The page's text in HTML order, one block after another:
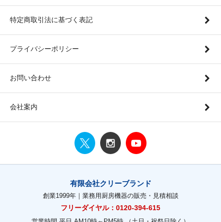
特定商取引法に基づく表記
プライバシーポリシー
お問い合わせ
会社案内
有限会社クリーブランド
創業1999年｜業務用厨房機器の販売・見積相談
フリーダイヤル：0120-394-615